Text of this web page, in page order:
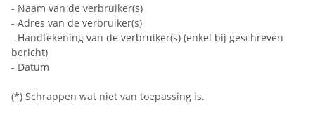
- Naam van de verbruiker(s)
- Adres van de verbruiker(s)
- Handtekening van de verbruiker(s) (enkel bij geschreven
bericht)
- Datum
(*) Schrappen wat niet van toepassing is.